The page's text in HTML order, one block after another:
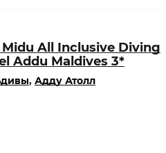
Midu All Inclusive Diving
Addu Maldives 3*
, Адду Атолл